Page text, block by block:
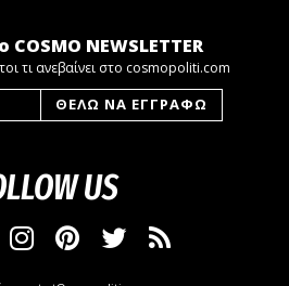
NEWSLETTER
τι ανεβαίνει στο cosmopoliti.com
US